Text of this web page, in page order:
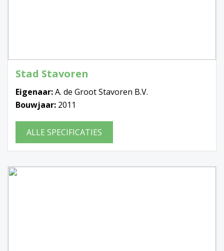
Stad Stavoren
Eigenaar:A. de Groot Stavoren B.V.
Bouwjaar: 2011
ALLE SPECIFICATIES